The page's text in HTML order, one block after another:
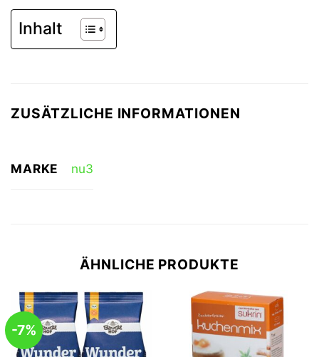
Inhalt
ZUSÄTZLICHE INFORMATIONEN
MARKE nu3
ÄHNLICHE PRODUKTE
-7%